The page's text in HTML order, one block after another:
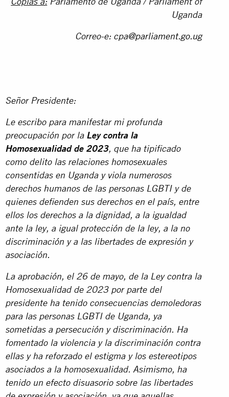
Copias a: Parlamento de Uganda / Parliament of
Uganda
Correo-e: cpa@parliament.go.ug
Señor Presidente:
Le escribo para manifestar mi profunda
preocupación por la Ley contra la
Homosexualidad de 2023, que ha tipificado
como delito las relaciones homosexuales
consentidas en Uganda y viola numerosos
derechos humanos de las personas LGBTI y de
quienes defienden sus derechos en el país, entre
ellos los derechos a la dignidad, a la igualdad
ante la ley, a igual protección de la ley, a la no
discriminación y a las libertades de expresión y
asociación.
La aprobación, el 26 de mayo, de la Ley contra la
Homosexualidad de 2023 por parte del
presidente ha tenido consecuencias demoledoras
para las personas LGBTI de Uganda, ya
sometidas a persecución y discriminación. Ha
fomentado la violencia y la discriminación contra
ellas y ha reforzado el estigma y los estereotipos
asociados a la homosexualidad. Asimismo, ha
tenido un efecto disuasorio sobre las libertades